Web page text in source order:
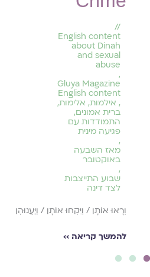
//
English content
about Dinah
and sexual
abuse
,
Gluya Magazine
English content
, אילמות, אלימות,
ברית אמונים,
התמודדות עם
פגיעה מינית
,
מאז השבעה
באוקטובר
,
שבוע התייצבות
לצד דינה
וְרָאוּ אוֹתָן / וַיִּקְחוּ אוֹתָן / וַיַּעֲנוּהֶן
להמשך קריאה ››
1